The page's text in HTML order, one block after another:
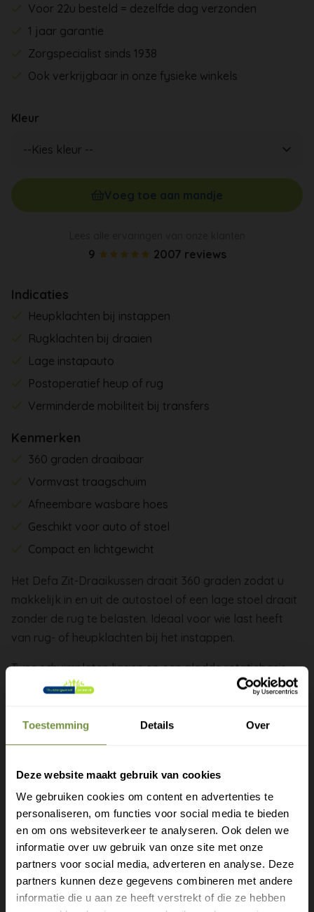
Toestemming Details Over
Deze website maakt gebruik van cookies
We gebruiken cookies om content en advertenties te
personaliseren, om functies voor social media te bieden
en om ons websiteverkeer te analyseren. Ook delen we
informatie over uw gebruik van onze site met onze
partners voor social media, adverteren en analyse. Deze
partners kunnen deze gegevens combineren met andere
informatie die u aan ze heeft verstrekt of die ze hebben
Voor 22u besteld = dezelfde dag verzonden
1 jaar garantie
Zorgspecialist sinds 1938
Ook verkrijgbaar in onze fysieke winkels
Kleur
9 2007 reviews
Indicaties
Heupklachten bij instappen
Rugklachten bij draaien
Lage instapauto
Postoperatief heup of rug
Verminderde mobiliteit bij transfers
Kenmerken
360 graden draaibaar
Vormvast traagschuim
Afneembare wasbare hoes
Geschikt voor auto of stoel
Compact en lichtgewicht
Het Defa Zit-Draaikussen draait 360 graden zodat u
makkelijk in en uit de autostoel of een lage stoel draait
zonder de rug te belasten. Ideaal voor wie last heeft
van rug- of heupklachten bij het instappen.
Twee schuimplaten liggen op een gladde rotatiebasis
die ze ten opzichte van elkaar laat draaien. U gaat
lichaam mee naar voren zonder de rug te torderen.
Defa maakt ergonomische zitkussens uit vormvast
veilige transfers.
Vooral handig bij lage instapauto's. Plaats het kussen
voordat u gaat zitten en draai met de benen naar
buiten gericht.
Op zachte autostoelen kan het kussen wegglijden.
Controleer eerst de stabiliteit voordat u uw volledige
Gratis verzending?
Laat je e-mail achter.
Meld je aan voor onze nieuwsbrief en